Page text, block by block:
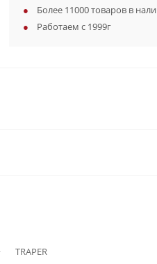
Более 11000 товаров в
Работаем с 1999г
TRAPER